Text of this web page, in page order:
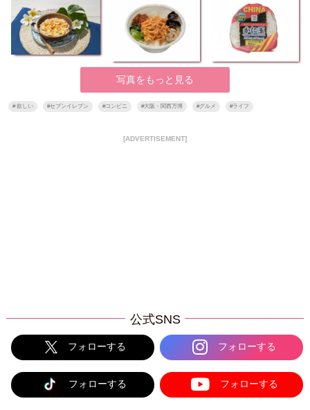
写真をもっと見る
#欲しい #セブンイレブン #コンビニ #大阪・関西万博 #グルメ #ライフ
[ADVERTISEMENT]
公式SNS
フォローする フォローする
フォローする フォローする